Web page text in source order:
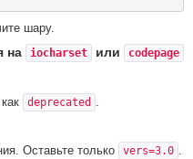
шару.
на iocharset или
codepage
deprecated .
Оставьте только vers=3.0 .